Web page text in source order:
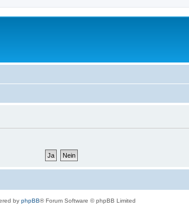
by phpBB® Forum Software © phpBB Limited